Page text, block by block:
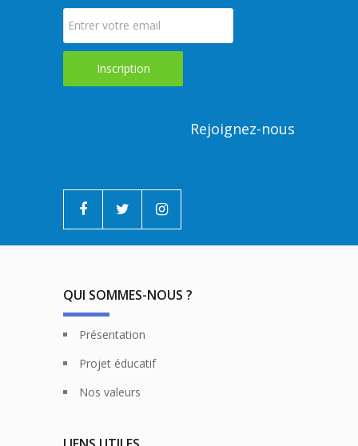
Rejoignez-nous
QUI SOMMES-NOUS ?
Présentation
Projet éducatif
Nos valeurs